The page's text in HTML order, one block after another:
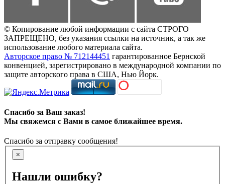
© Копирование любой информации с сайта СТРОГО
ЗАПРЕЩЕНО, без указания ссылки на источник, а так же
использование любого материала сайта.
Авторское право № 712144451 гарантированное Бернской
конвенцией, зарегистрировано в международной компании по
защите авторского права в США, Нью Йорк.
Спасибо за Ваш заказ!
Мы свяжемся с Вами в самое ближайшее время.
Спасибо за отправку сообщения!
×
Нашли ошибку?